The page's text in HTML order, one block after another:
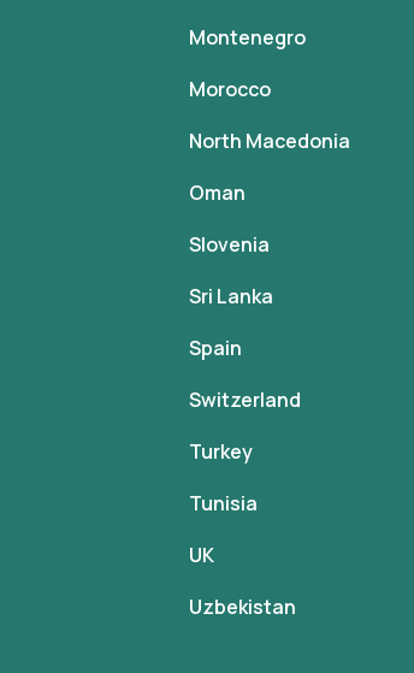
Montenegro
Morocco
North Macedonia
Oman
Slovenia
Sri Lanka
Spain
Switzerland
Turkey
Tunisia
UK
Uzbekistan